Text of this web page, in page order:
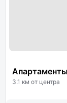
3.1 км от центра